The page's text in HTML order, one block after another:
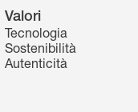
Valori
Tecnologia
Sostenibilità
Autenticità